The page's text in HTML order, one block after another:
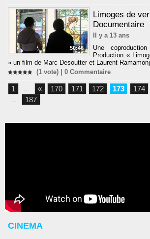
50:46
Limoges de
Documentaire
Il y a 13 ans
Une
Production «
» un film de Marc Desoutter et Laurent
(1 vote) | 0 Commentaire
1 ... « 170 171 172 173 174
...
187
CINEMA